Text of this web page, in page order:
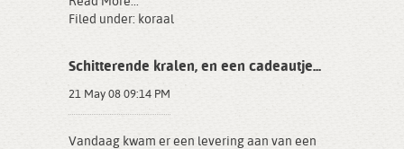
Filed under: koraal
Schitterende kralen, en een cadeautje...
21 May 08 09:14 PM
Vandaag kwam er een levering aan van een